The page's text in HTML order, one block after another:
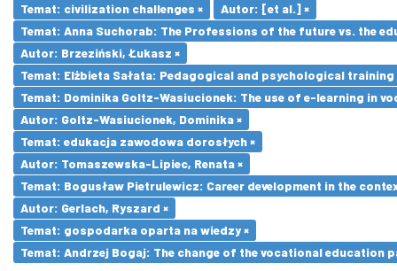
Temat: civilization challenges ×
Autor: [et al.] ×
Temat: Anna Suchorab: The Professions of the future vs. the
Autor: Brzeziński, Łukasz ×
Temat: Elżbieta Sałata: Pedagogical and psychological
Temat: Dominika Goltz-Wasiucionek: The use of e-learning in
Autor: Goltz-Wasiucionek, Dominika ×
Temat: edukacja zawodowa dorosłych ×
Autor: Tomaszewska-Lipiec, Renata ×
Temat: Bogusław Pietrulewicz: Career development in the
Autor: Gerlach, Ryszard ×
Temat: gospodarka oparta na wiedzy ×
Temat: Andrzej Bogaj: The change of the vocational education